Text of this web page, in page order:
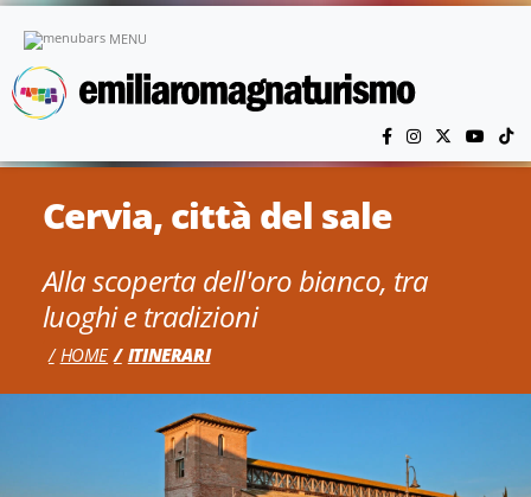
MENU
Cervia, città del sale
Alla scoperta dell'oro bianco, tra
luoghi e tradizioni
HOME ITINERARI